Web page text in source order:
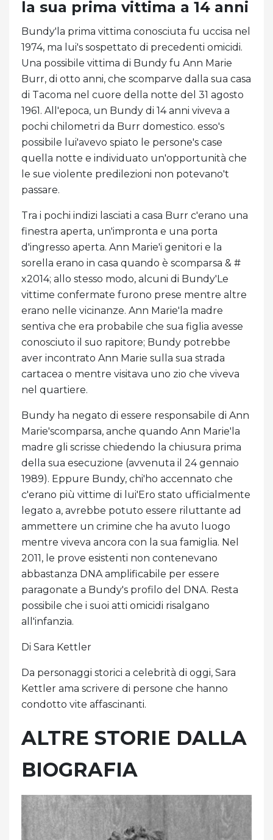
la sua prima vittima a 14 anni
Bundy'la prima vittima conosciuta fu uccisa nel
1974, ma lui's sospettato di precedenti omicidi.
Una possibile vittima di Bundy fu Ann Marie
Burr, di otto anni, che scomparve dalla sua casa
di Tacoma nel cuore della notte del 31 agosto
1961. All'epoca, un Bundy di 14 anni viveva a
pochi chilometri da Burr domestico. esso's
possibile lui'avevo spiato le persone's case
quella notte e individuato un'opportunità che
le sue violente predilezioni non potevano't
passare.
Tra i pochi indizi lasciati a casa Burr c'erano una
finestra aperta, un'impronta e una porta
d'ingresso aperta. Ann Marie'i genitori e la
sorella erano in casa quando è scomparsa & #
x2014; allo stesso modo, alcuni di Bundy'Le
vittime confermate furono prese mentre altre
erano nelle vicinanze. Ann Marie'la madre
sentiva che era probabile che sua figlia avesse
conosciuto il suo rapitore; Bundy potrebbe
aver incontrato Ann Marie sulla sua strada
cartacea o mentre visitava uno zio che viveva
nel quartiere.
Bundy ha negato di essere responsabile di Ann
Marie'scomparsa, anche quando Ann Marie'la
madre gli scrisse chiedendo la chiusura prima
della sua esecuzione (avvenuta il 24 gennaio
1989). Eppure Bundy, chi'ho accennato che
c'erano più vittime di lui'Ero stato ufficialmente
legato a, avrebbe potuto essere riluttante ad
ammettere un crimine che ha avuto luogo
mentre viveva ancora con la sua famiglia. Nel
2011, le prove esistenti non contenevano
abbastanza DNA amplificabile per essere
paragonate a Bundy's profilo del DNA. Resta
possibile che i suoi atti omicidi risalgano
all'infanzia.
Di Sara Kettler
Da personaggi storici a celebrità di oggi, Sara
Kettler ama scrivere di persone che hanno
condotto vite affascinanti.
ALTRE STORIE DALLA
BIOGRAFIA